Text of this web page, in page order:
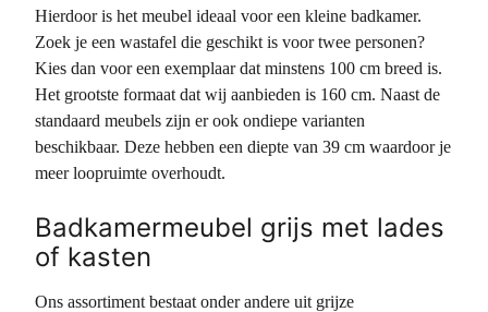
Hierdoor is het meubel ideaal voor een kleine badkamer.
Zoek je een wastafel die geschikt is voor twee personen?
Kies dan voor een exemplaar dat minstens 100 cm breed is.
Het grootste formaat dat wij aanbieden is 160 cm. Naast de
standaard meubels zijn er ook ondiepe varianten
beschikbaar. Deze hebben een diepte van 39 cm waardoor je
meer loopruimte overhoudt.
Badkamermeubel grijs met lades
of kasten
Ons assortiment bestaat onder andere uit grijze